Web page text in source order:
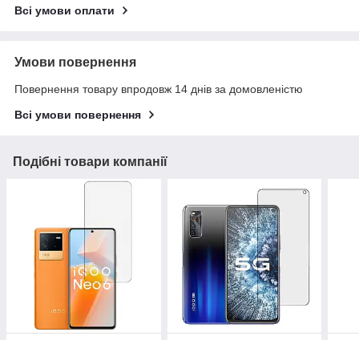
Всі умови оплати
Умови повернення
Повернення товару впродовж 14 днів за домовленістю
Всі умови повернення
Подібні товари компанії